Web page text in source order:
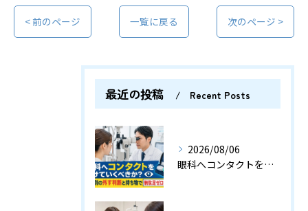
< 前のページ 一覧に戻る 次のページ >
最近の投稿 Recent Posts
2026/08/06
眼科へコンタクトをつけていくべきか？検査別の外す判断と持ち物で無駄足ゼロの指南